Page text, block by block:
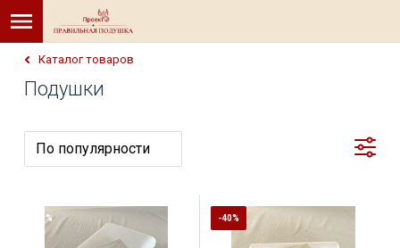
Каталог товаров
Подушки
-40% -40%